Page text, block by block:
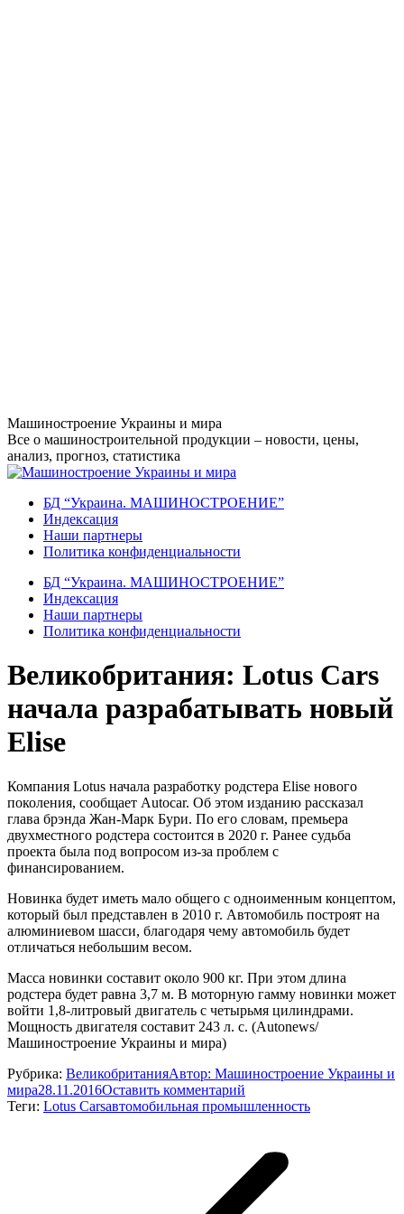
Перейти
к
содержанию
Машиностроение Украины и мира
Все о машиностроительной продукции – новости, цены,
анализ, прогноз, статистика
БД “Украина. МАШИНОСТРОЕНИЕ”
Индекcация
Наши партнеры
Политика конфиденциальности
БД “Украина. МАШИНОСТРОЕНИЕ”
Индекcация
Наши партнеры
Политика конфиденциальности
Великобритания: Lotus Cars
начала разрабатывать новый
Elise
Компания Lotus начала разработку родстера Elise нового
поколения, сообщает Autocar. Об этом изданию рассказал
глава брэнда Жан-Марк Бури. По его словам, премьера
двухместного родстера состоится в 2020 г. Ранее судьба
проекта была под вопросом из-за проблем с
финансированием.
Новинка будет иметь мало общего с одноименным концептом,
который был представлен в 2010 г. Автомобиль построят на
алюминиевом шасси, благодаря чему автомобиль будет
отличаться небольшим весом.
Масса новинки составит около 900 кг. При этом длина
родстера будет равна 3,7 м. В моторную гамму новинки может
войти 1,8-литровый двигатель с четырьмя цилиндрами.
Мощность двигателя составит 243 л. с. (Autonews/
Машиностроение Украины и мира)
Рубрика: ВеликобританияАвтор: Машиностроение Украины и
мира28.11.2016Оставить комментарий
Теги: Lotus Carsавтомобильная промышленность